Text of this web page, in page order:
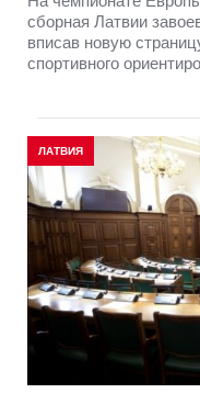
сборная Латвии
вписав новую
спортивного
ЛАТВИЯ